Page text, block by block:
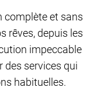
complète et sans
rêves, depuis les
impeccable
des services qui
habituelles.